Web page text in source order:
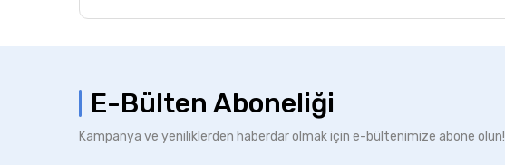
E-Bülten Aboneliği
Kampanya ve yeniliklerden haberdar olmak için e-bültenimize abone olun!